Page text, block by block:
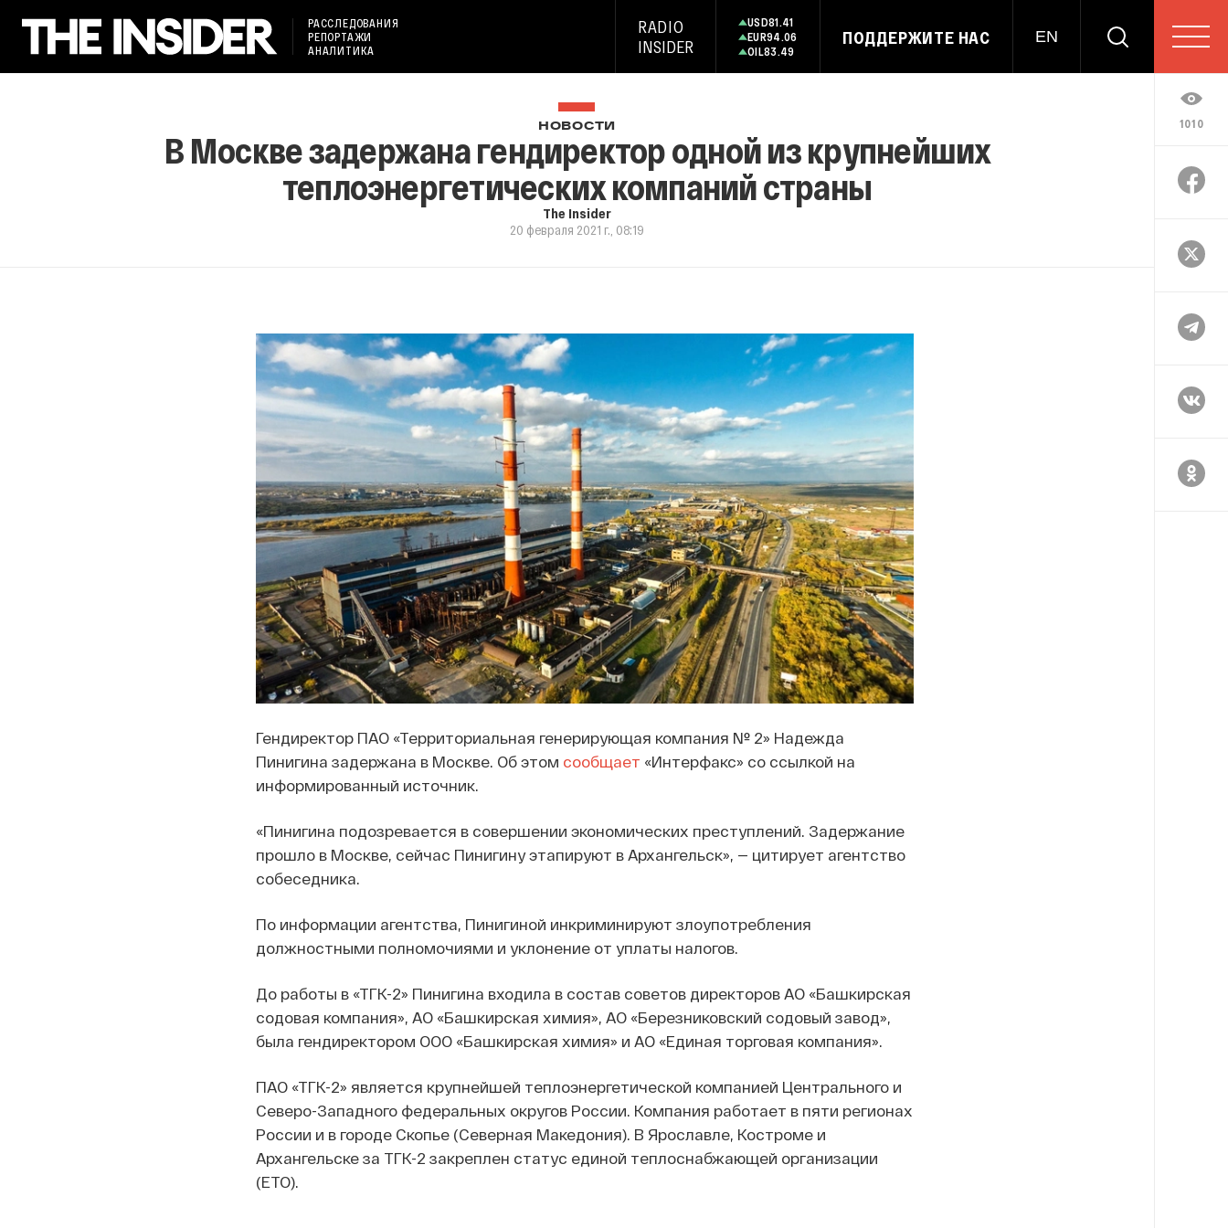
РАССЛЕДОВАНИЯ
РЕПОРТАЖИ
АНАЛИТИКА
RADIO
INSIDER
USD81.41
EUR94.06
OIL83.49
ПОДДЕРЖИТЕ НАС EN
1010
НОВОСТИ
В Москве задержана гендиректор одной из крупнейших
теплоэнергетических компаний страны
The Insider
20 февраля 2021 г., 08:19
Гендиректор ПАО «Территориальная генерирующая компания № 2» Надежда
Пинигина задержана в Москве. Об этом сообщает «Интерфакс» со ссылкой на
информированный источник.
«Пинигина подозревается в совершении экономических преступлений. Задержание
прошло в Москве, сейчас Пинигину этапируют в Архангельск», — цитирует агентство
собеседника.
По информации агентства, Пинигиной инкриминируют злоупотребления
должностными полномочиями и уклонение от уплаты налогов.
До работы в «ТГК-2» Пинигина входила в состав советов директоров АО «Башкирская
содовая компания», АО «Башкирская химия», АО «Березниковский содовый завод»,
была гендиректором ООО «Башкирская химия» и АО «Единая торговая компания».
ПАО «ТГК-2» является крупнейшей теплоэнергетической компанией Центрального и
Северо-Западного федеральных округов России. Компания работает в пяти регионах
России и в городе Скопье (Северная Македония). В Ярославле, Костроме и
Архангельске за ТГК-2 закреплен статус единой теплоснабжающей организации
(ЕТО).